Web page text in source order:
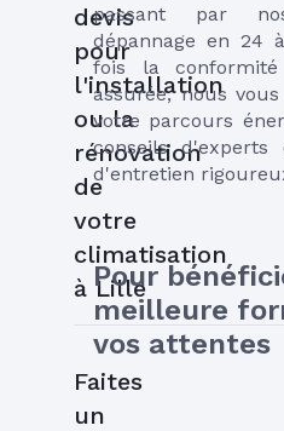
passant par
dépannage en 24
fois la
assurée, nous
votre parcours
conseils
d'entretien
Pour
meilleure
vos attentes
devis
pour
l'installation
ou la
rénovation
de
votre
climatisation
à Lille
Faites
un